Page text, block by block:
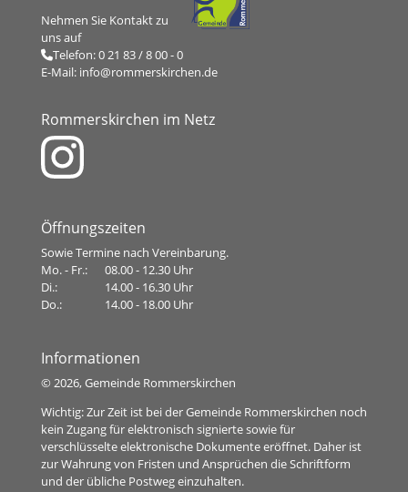
Nehmen Sie Kontakt zu
uns auf
Telefon:0 21 83 / 8 00 - 0
E-Mail: info@rommerskirchen.de
Rommerskirchen im Netz
Öffnungszeiten
Sowie Termine nach Vereinbarung.
Mo. - Fr.:
08.00 - 12.30 Uhr
Di.:
14.00 - 16.30 Uhr
Do.:
14.00 - 18.00 Uhr
Informationen
© 2026, Gemeinde Rommerskirchen
Wichtig: Zur Zeit ist bei der Gemeinde Rommerskirchen noch
kein Zugang für elektronisch signierte sowie für
verschlüsselte elektronische Dokumente eröffnet. Daher ist
zur Wahrung von Fristen und Ansprüchen die Schriftform
und der übliche Postweg einzuhalten.